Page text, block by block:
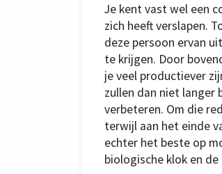
Je kent vast wel een
zich heeft verslapen.
deze persoon ervan
te krijgen. Door
je veel productiever
zullen dan niet langer
verbeteren. Om die
terwijl aan het einde
echter het beste op
biologische klok en